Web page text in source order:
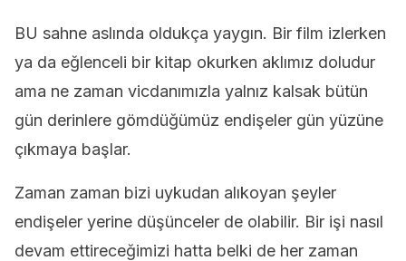
BU sahne aslında oldukça yaygın. Bir film izlerken
ya da eğlenceli bir kitap okurken aklımız doludur
ama ne zaman vicdanımızla yalnız kalsak bütün
gün derinlere gömdüğümüz endişeler gün yüzüne
çıkmaya başlar.
Zaman zaman bizi uykudan alıkoyan şeyler
endişeler yerine düşünceler de olabilir. Bir işi nasıl
devam ettireceğimizi hatta belki de her zaman